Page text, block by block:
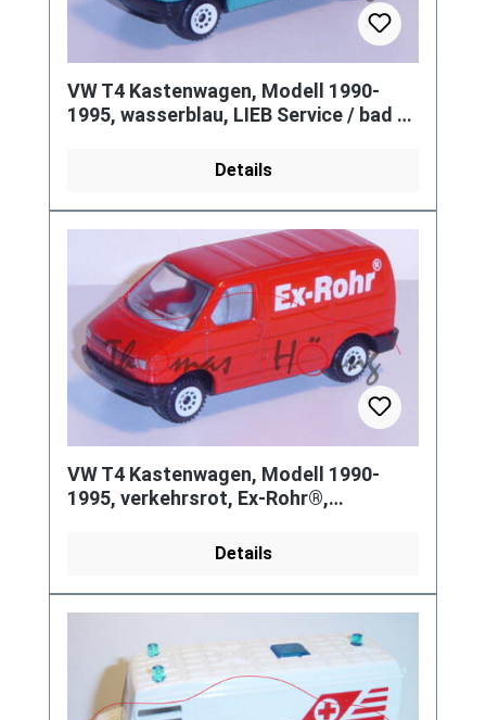
VW T4 Kastenwagen, Modell 1990-
1995, wasserblau, LIEB Service / bad &
Details
VW T4 Kastenwagen, Modell 1990-
1995, verkehrsrot, Ex-Rohr®,
Details